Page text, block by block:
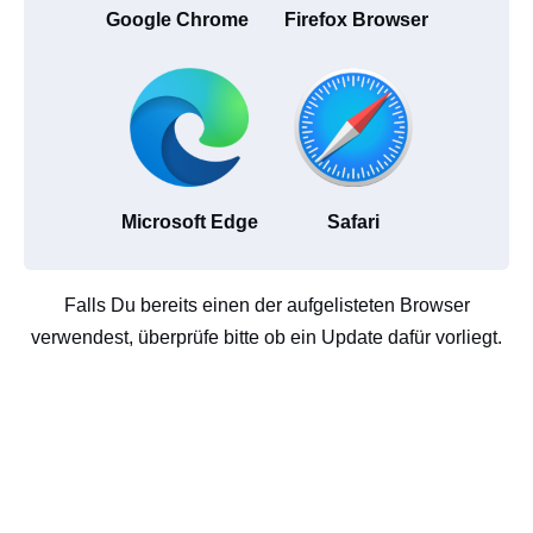
Google Chrome Firefox Browser
Microsoft Edge Safari
Falls Du bereits einen der aufgelisteten Browser
verwendest, überprüfe bitte ob ein Update dafür vorliegt.